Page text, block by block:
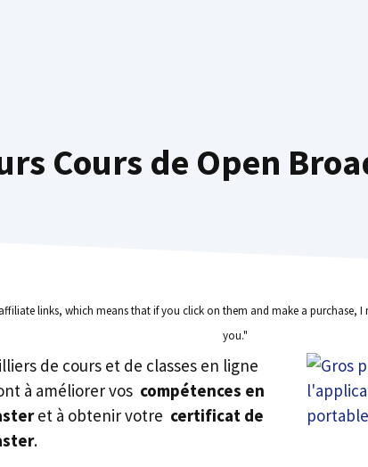
Cours de Open
links, which means that if you click on them and make a purchase, I
you."
de cours et de classes en ligne
à améliorer vos compétences en
et à obtenir votre certificat de
.